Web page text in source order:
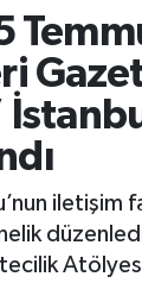
iletişim
Durumu ve